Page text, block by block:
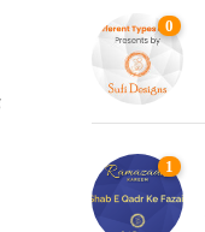
0
1